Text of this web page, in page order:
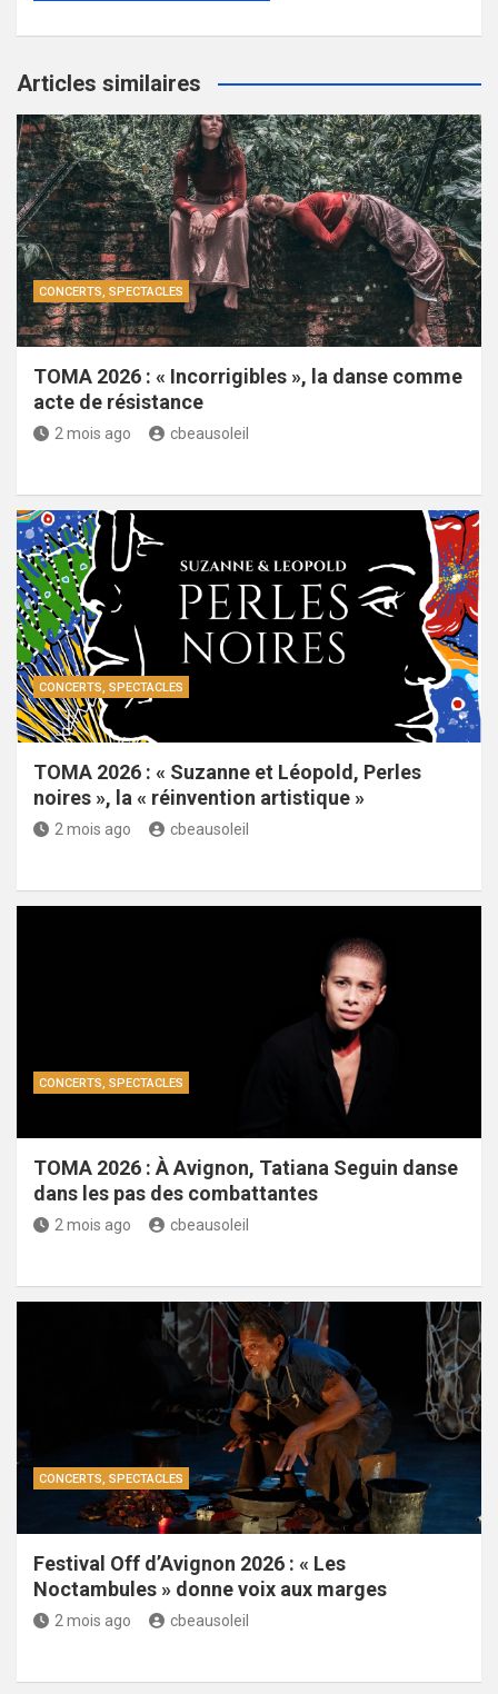
Articles similaires
CONCERTS, SPECTACLES
TOMA 2026 : « Incorrigibles », la danse comme
acte de résistance
2 mois ago cbeausoleil
CONCERTS, SPECTACLES
TOMA 2026 : « Suzanne et Léopold, Perles
noires », la « réinvention artistique »
2 mois ago cbeausoleil
CONCERTS, SPECTACLES
TOMA 2026 : À Avignon, Tatiana Seguin danse
dans les pas des combattantes
2 mois ago cbeausoleil
CONCERTS, SPECTACLES
Festival Off d’Avignon 2026 : « Les
Noctambules » donne voix aux marges
2 mois ago cbeausoleil